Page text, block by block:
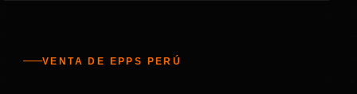
VENTA DE EPPS PERÚ